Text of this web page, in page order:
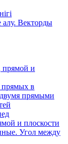
алу. Векторды
прямой и
прямых в
прямыми
и плоскости
Угол между